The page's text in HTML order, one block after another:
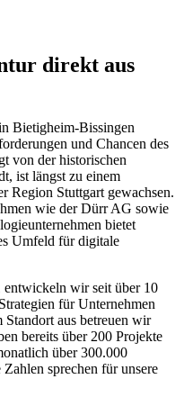
direkt aus
Bietigheim-Bissingen
und Chancen des
von der historischen
ist längst zu einem
Region Stuttgart gewachsen.
wie der Dürr AG sowie
bietet
Umfeld für digitale
wir seit über 10
für Unternehmen
aus betreuen wir
bereits über 200 Projekte
über 300.000
sprechen für unsere